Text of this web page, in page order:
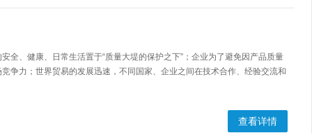
全、健康、日常生活置于“质量大堤的保护之下”；企业为了避免因产品质量
争力；世界贸易的发展迅速，不同国家、企业之间在技术合作、经验交流和
查看详情